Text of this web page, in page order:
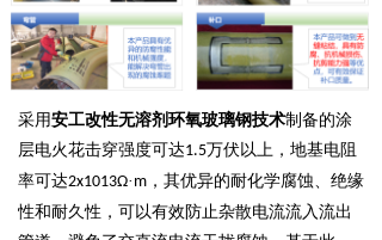
采用安工改性无溶剂环氧玻璃钢技术制备的涂
层电火花击穿强度可达1.5万伏以上，地基电阻
率可达2x1013Ω· m ，其优异的耐化学腐蚀、绝缘
性和耐久性，可以有效防止杂散电流流入流出